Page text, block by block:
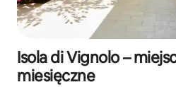
Isola di Vignolo –
miesięczne